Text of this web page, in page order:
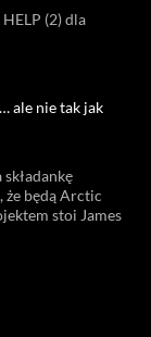
(2) dla
ale nie tak jak
będą Arctic
stoi James